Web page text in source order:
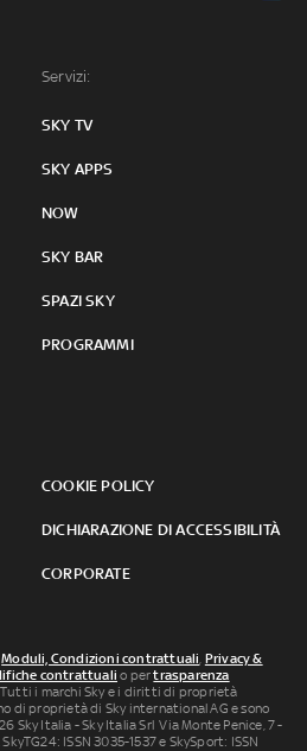
Servizi:
SKY TV
SKY APPS
NOW
SKY BAR
SPAZI SKY
PROGRAMMI
COOKIE POLICY
DICHIARAZIONE DI ACCESSIBILITÀ
CORPORATE
Moduli, Condizioni contrattuali, Privacy &
contrattuali o pertrasparenza
Tutti i marchi Sky e i diritti di proprietà
di proprietà di Sky international AG e sono
Sky Italia - Sky Italia Srl Via Monte Penice, 7 -
ISSN 3035-1537 e SkySport: ISSN